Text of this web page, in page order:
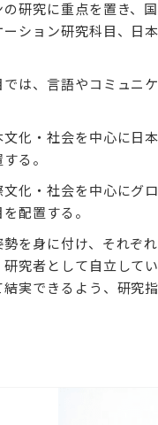
研究に重点を置き、
ション研究科目、日
は、言語やコミュニ
化・社会を中心に日
る。
化・社会を中心にグ
配置する。
を身に付け、それぞ
究者として自立して
実できるよう、研究